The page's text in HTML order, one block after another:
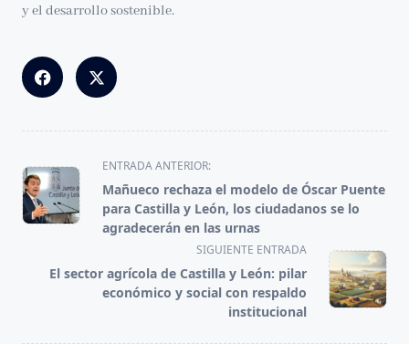
y el desarrollo sostenible.
<span
class="nav-
subtitle
screen-
text">Página</span>
ENTRADA ANTERIOR:
Mañueco rechaza el modelo de Óscar Puente
para Castilla y León, los ciudadanos se lo
agradecerán en las urnas
SIGUIENTE ENTRADA
El sector agrícola de Castilla y León: pilar
económico y social con respaldo
institucional